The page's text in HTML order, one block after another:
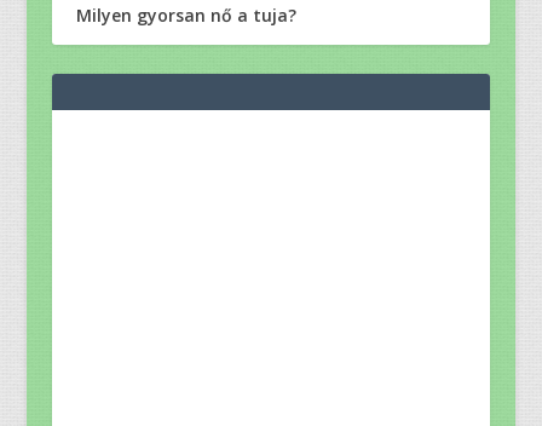
Milyen gyorsan nő a tuja?